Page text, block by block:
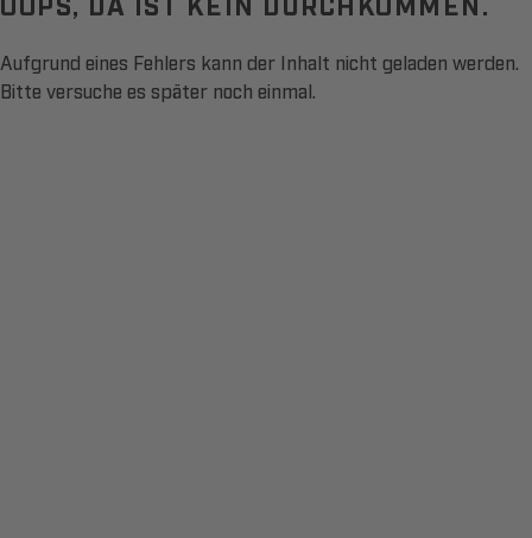
Aufgrund eines Fehlers kann der Inhalt nicht geladen werden.
Bitte versuche es später noch einmal.